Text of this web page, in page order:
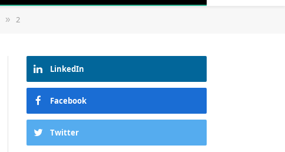
» 2
LinkedIn
Facebook
Twitter